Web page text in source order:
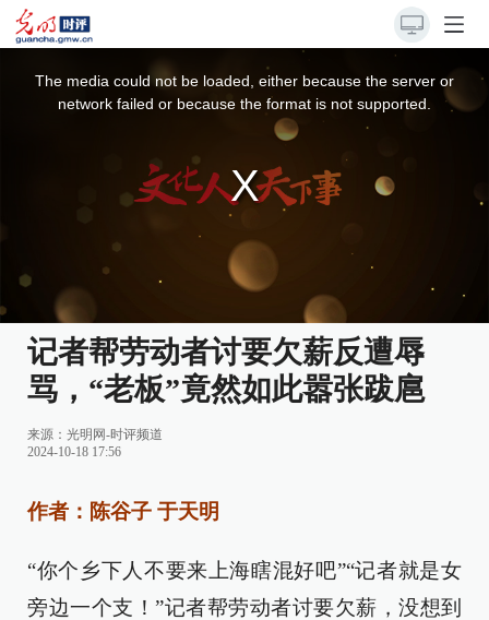
The media could not be loaded, either because the server or
network failed or because the format is not supported.
记者帮劳动者讨要欠薪反遭辱
骂，“老板”竟然如此嚣张跋扈
来源： 光明网-时评频道
2024-10-18 17:56
作者：陈谷子 于天明
“你个乡下人不要来上海瞎混好吧”“记者就是女
旁边一个支！”记者帮劳动者讨要欠薪，没想到